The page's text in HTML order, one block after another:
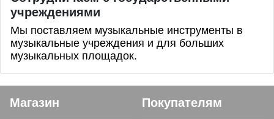
учреждениями
Мы поставляем музыкальные инструменты в
музыкальные учреждения и для больших
музыкальных площадок.
Магазин Покупателям